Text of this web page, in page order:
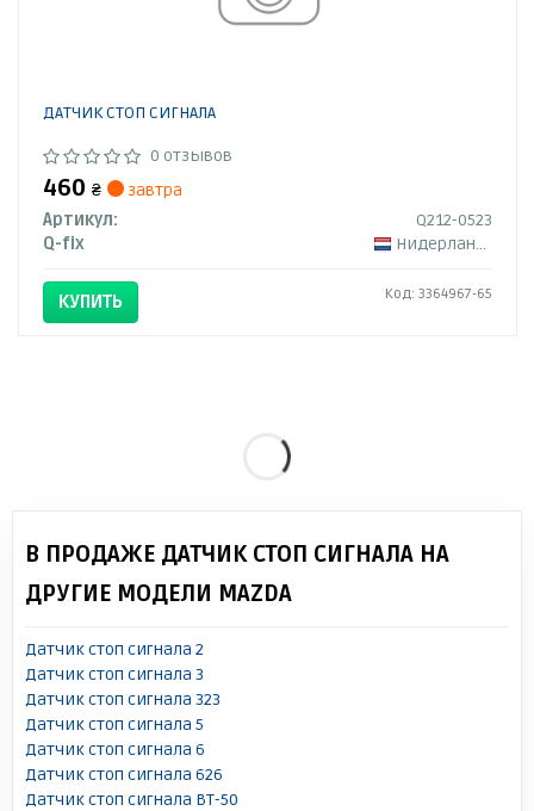
ДАТЧИК СТОП СИГНАЛА
0 отзывов
460 ₴
завтра
Артикул:
Q212-0523
Q-fix
Нидерланды
КУПИТЬ Код: 3364967-65
В ПРОДАЖЕ ДАТЧИК СТОП СИГНАЛА НА
ДРУГИЕ МОДЕЛИ MAZDA
Датчик стоп сигнала 2
Датчик стоп сигнала 3
Датчик стоп сигнала 323
Датчик стоп сигнала 5
Датчик стоп сигнала 6
Датчик стоп сигнала 626
Датчик стоп сигнала BT-50